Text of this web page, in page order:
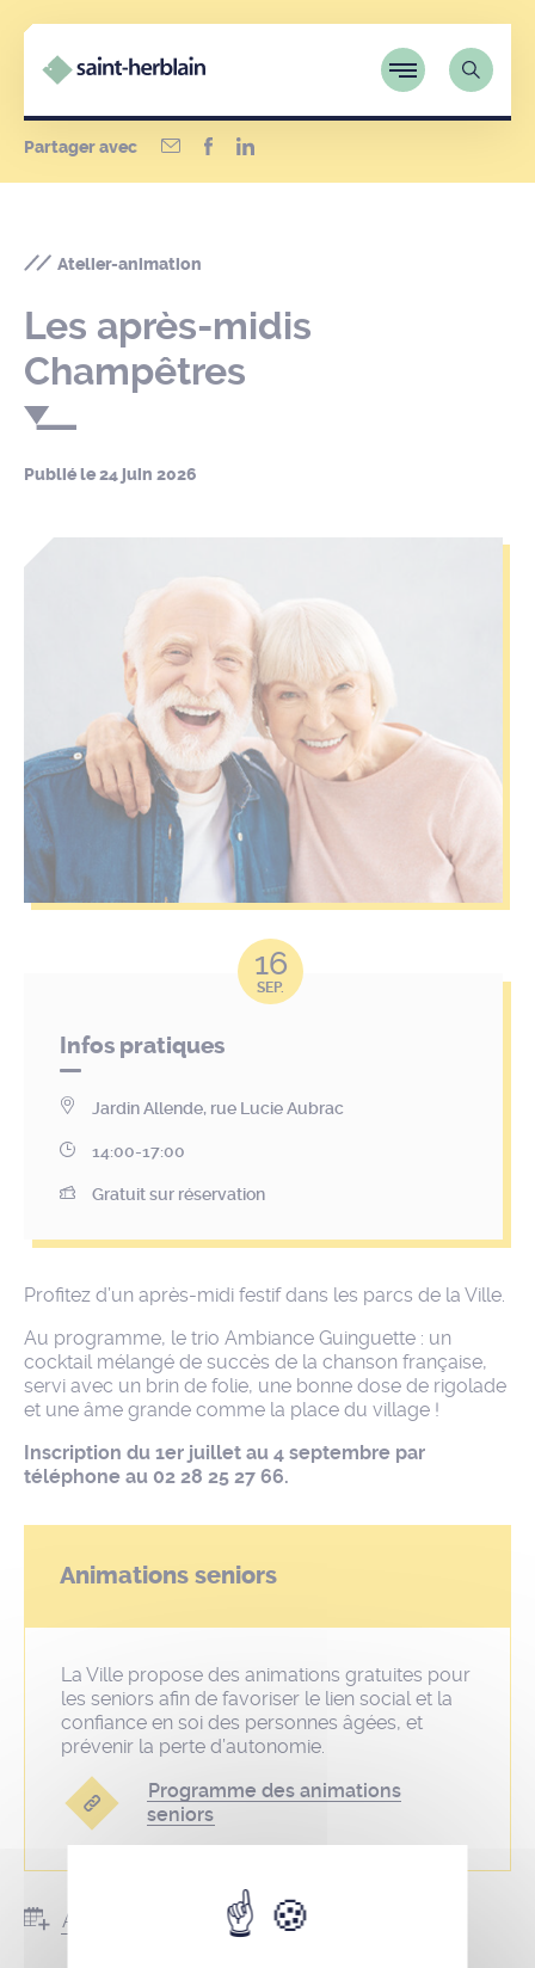
Partager avec
Atelier-animation
Les après-midis
Champêtres
Publié le24 juin 2026
16
SEP.
Infos pratiques
Jardin Allende, rue Lucie Aubrac
14:00-17:00
Gratuit sur réservation
Profitez d’un après-midi festif dans les parcs de la Ville.
Au programme, le trio Ambiance Guinguette : un
cocktail mélangé de succès de la chanson française,
servi avec un brin de folie, une bonne dose de rigolade
et une âme grande comme la place du village !
Inscription du 1er juillet au 4 septembre par
téléphone au 02 28 25 27 66.
Animations seniors
La Ville propose des animations gratuites pour
les seniors afin de favoriser le lien social et la
confiance en soi des personnes âgées, et
prévenir la perte d’autonomie.
Programme des animations
seniors
Ajouter au calendrier